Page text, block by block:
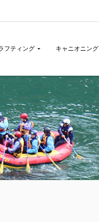
フティング キャニオニング